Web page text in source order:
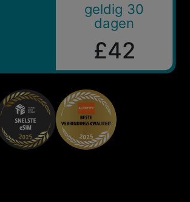
geldig 30
dagen
£42